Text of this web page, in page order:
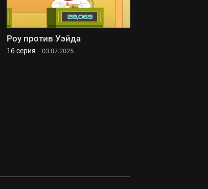
Роу против Уэйда
16 серия 03.07.2025